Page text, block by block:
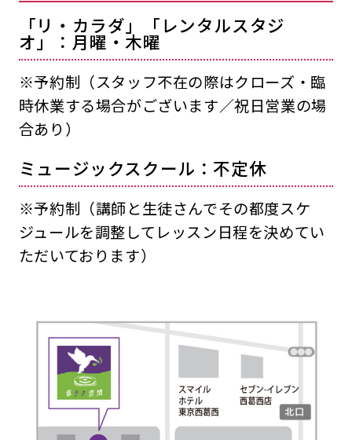
「リ・カラダ」「レンタルスタジ
オ」：月曜・木曜
※予約制（スタッフ不在の際はクローズ・臨
時休業する場合がございます／祝日営業の場
合あり）
ミュージックスクール：不定休
※予約制（講師と生徒さんでその都度スケ
ジュールを調整してレッスン日程を決めてい
ただいております）